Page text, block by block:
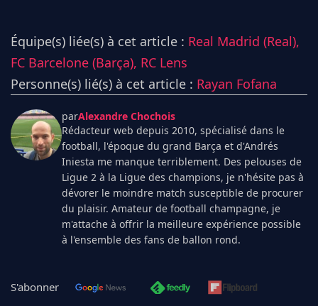
Équipe(s) liée(s) à cet article : Real Madrid (Real),
FC Barcelone (Barça), RC Lens
Personne(s) lié(s) à cet article : Rayan Fofana
parAlexandre Chochois
Rédacteur web depuis 2010, spécialisé dans le
football, l'époque du grand Barça et d'Andrés
Iniesta me manque terriblement. Des pelouses de
Ligue 2 à la Ligue des champions, je n'hésite pas à
dévorer le moindre match susceptible de procurer
du plaisir. Amateur de football champagne, je
m'attache à offrir la meilleure expérience possible
à l'ensemble des fans de ballon rond.
S'abonner